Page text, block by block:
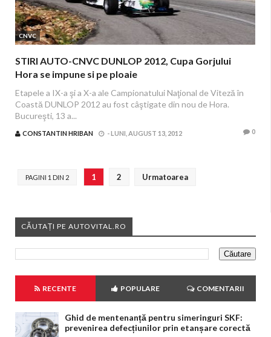
CNVC
STIRI AUTO-CNVC DUNLOP 2012, Cupa Gorjului
Hora se impune si pe ploaie
Etapele a IX-a şi a X-a ale Campionatului Naţional de Viteză în
Coastă DUNLOP 2012 au fost câştigate din nou de Hora.
Bucureşti, 13 a...
CONSTANTIN HRIBAN -LUNI, AUGUST 13, 2012 0
PAGINI 1 DIN 2 1 2 Urmatoarea
CĂUTAȚI PE AUTOVITAL.RO
RECENTE POPULARE COMENTARII
Ghid de mentenanță pentru simeringuri SKF:
prevenirea defecțiunilor prin etanșare corectă